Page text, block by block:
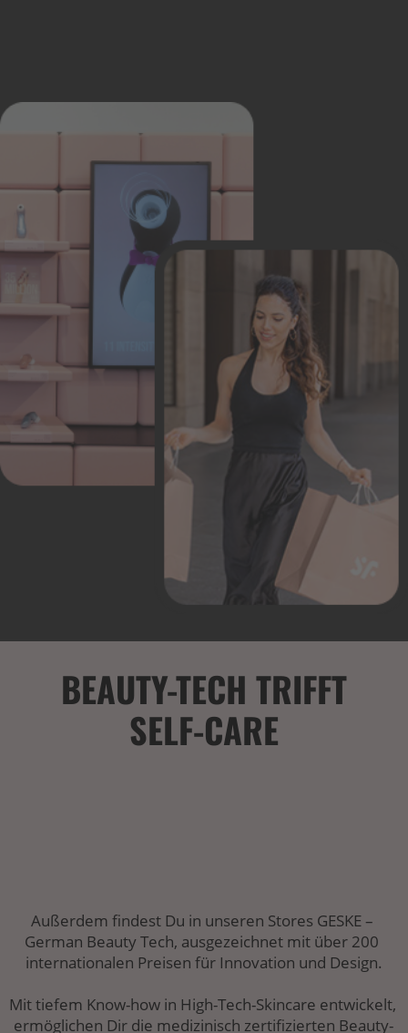
BEAUTY-TECH TRIFFT
SELF-CARE
Außerdem findest Du in unseren Stores GESKE –
German Beauty Tech, ausgezeichnet mit über 200
internationalen Preisen für Innovation und Design.
Mit tiefem Know-how in High-Tech-Skincare entwickelt,
ermöglichen Dir die medizinisch zertifizierten Beauty-